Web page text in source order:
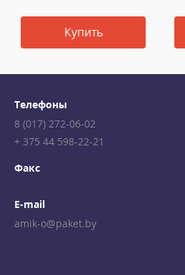
Купить
Телефоны
8 (017) 272-06-02
+ 375 44 598-22-21
Факс
E-mail
amik-o@paket.by